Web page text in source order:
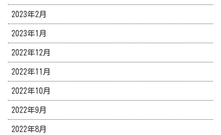
2023年2月
2023年1月
2022年12月
2022年11月
2022年10月
2022年9月
2022年8月